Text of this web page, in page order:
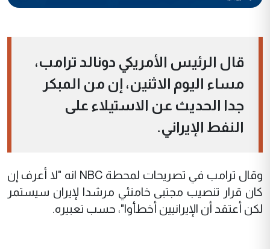
قال الرئيس الأمريكي دونالد ترامب،
مساء اليوم الاثنين، إن من المبكر
جدا الحديث عن الاستيلاء على
النفط الإيراني.
وقال ترامب في تصريحات لمحطة NBC انه "لا أعرف إن
كان قرار تنصيب مجتبى خامنئي مرشدا لإيران سيستمر
لكن أعتقد أن الإيرانيين أخطأوا"، حسب تعبيره.